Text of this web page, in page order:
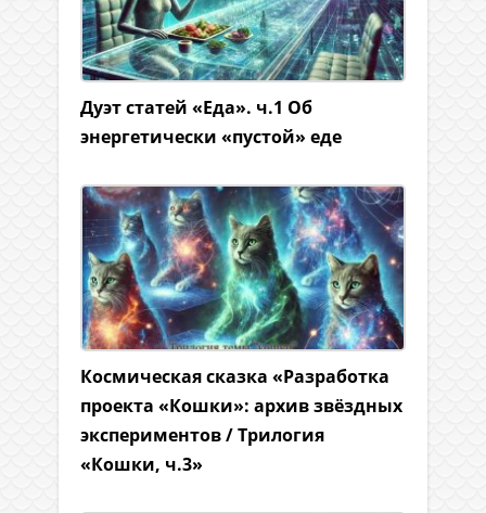
Дуэт статей «Еда». ч.1 Об
энергетически «пустой» еде
Космическая сказка «Разработка
проекта «Кошки»: архив звёздных
экспериментов / Трилогия
«Кошки, ч.3»